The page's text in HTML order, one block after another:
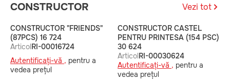
CONSTRUCTOR Vezi tot
CONSTRUCTOR "FRIENDS"
(87PCS) 16 724
ArticolRI-00016724
Autentificați-vă , pentru a
vedea prețul
CONSTRUCTOR CASTEL
PENTRU PRINTESA (154 PSC)
30 624
ArticolRI-00030624
Autentificați-vă , pentru a
vedea prețul